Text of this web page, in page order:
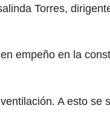
Torres,
empeño en la
A esto se